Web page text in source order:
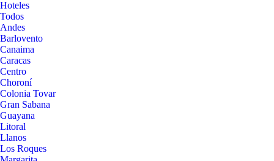
Hoteles
Todos
Andes
Barlovento
Canaima
Caracas
Centro
Choroní
Colonia Tovar
Gran Sabana
Guayana
Litoral
Llanos
Los Roques